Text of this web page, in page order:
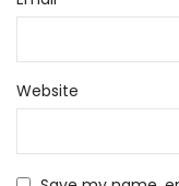
Website